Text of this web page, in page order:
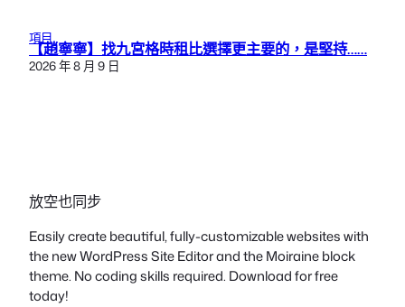
項目
【趙寧寧】找九宮格時租比選擇更主要的，是堅持……
2026 年 8 月 9 日
放空也同步
Easily create beautiful, fully-customizable websites with
the new WordPress Site Editor and the Moiraine block
theme. No coding skills required. Download for free
today!